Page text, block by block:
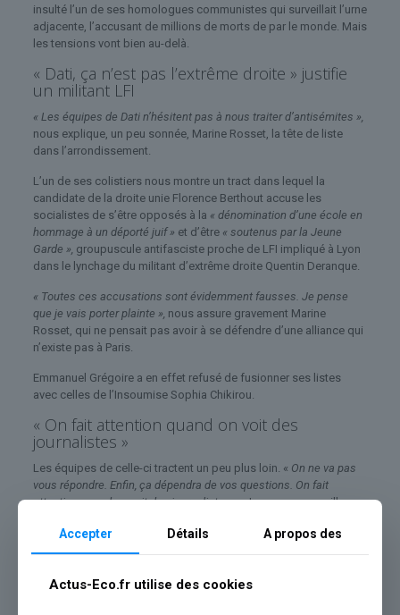
insulté l’un de ses homologues communistes qui surveillait l’urne
adjacente, l’accusant de millions de morts de par le monde. Mais
les tensions vont bien au-delà.
« Dati, ça n’est pas l’extrême droite » justifie
un militant LFI
« Les équipes de Dati n’hésitent pas à nous traiter d’antisémites »,
nous explique, un peu sonnée, Marine Rosset, la tête de liste
dans l’arrondissement.
L’un de ses colistiers nous montre un tract dans lequel la
candidate de la droite unie Florence Berthout accuse les
socialistes de s’être opposés à la « dénomination d’une école en
hommage à un déporté juif » et d’être« soutenus par la Jeune
Garde », groupuscule antifasciste proche de LFI impliqué à Lyon
dans le lynchage du militant d’extrême droite Quentin Deranque.
« Toutes ces accusations sont évidemment fausses. Je pense
que je vais porter plainte », nous assure gravement Marine
Rosset, qui ne pensait pas avoir à se défendre d’une alliance qui
n’existe pas à Paris.
Emmanuel Grégoire a en effet refusé de fusionner ses listes
avec celles de l’Insoumise Sophia Chikirou.
« On fait attention quand on voit des
journalistes »
Les équipes de celle-ci tractent un peu plus loin. « On ne va pas
vous répondre. Enfin, ça dépendra de vos questions. On fait
attention quand on voit des journalistes »… Luc nous accueille
mauve à la main, il explique que LFI continue à battre le pavé afin
d’avoir le plus d’élus possible au Conseil de Paris, quitte à faire
Accepter Détails A propos des
Actus-Eco.fr utilise des cookies